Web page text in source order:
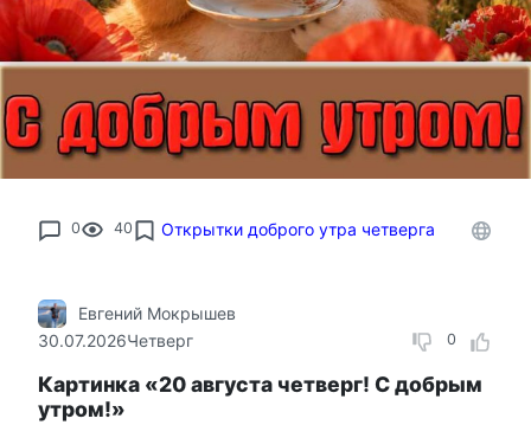
0 40 Открытки доброго утра четверга
0
Евгений Мокрышев
30.07.2026Четверг
Картинка «20 августа четверг! С добрым
утром!»